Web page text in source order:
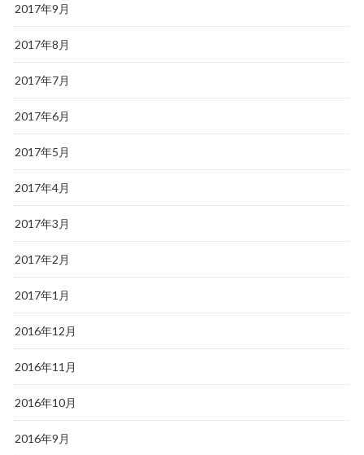
2017年9月
2017年8月
2017年7月
2017年6月
2017年5月
2017年4月
2017年3月
2017年2月
2017年1月
2016年12月
2016年11月
2016年10月
2016年9月